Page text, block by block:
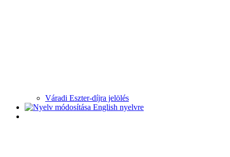
Váradi Eszter-díjra jelölés